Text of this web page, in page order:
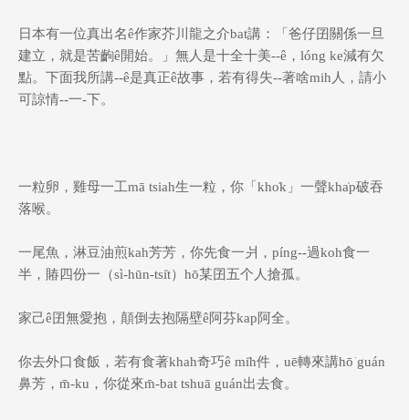
日本有一位真出名ê作家芥川龍之介bat講：「爸仔囝關係一旦
建立，就是苦齣ê開始。」無人是十全十美--ê，lóng ke減有欠
點。下面我所講--ê是真正ê故事，若有得失--著啥mih人，請小
可諒情--一-下。
一粒卵，雞母一工mā tsiah生一粒，你「kho̍k」一聲kha̍p破吞
落喉。
一尾魚，淋豆油煎kah芳芳，你先食一爿，píng--過koh食一
半，賰四份一（sì-hūn-tsi̍t）hō͘某囝五个人搶孤。
家己ê囝無愛抱，顛倒去抱隔壁ê阿芬kap阿全。
你去外口食飯，若有食著khah奇巧ê mi̍h件，uē轉來講hō͘ guán
鼻芳，m̄-ku，你從來m̄-bat tshuā guán出去食。